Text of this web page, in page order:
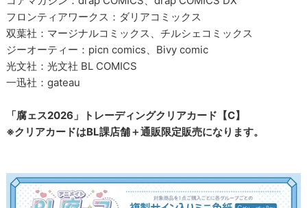
フロンティアワークス：ダリアコミックス
双葉社：マージナルコミックス、チルシェコミックス
ジーオーティー：picn comics、Bivy comic
光文社：光文社 BL COMICS
一迅社：gateau
「腐ェス2026」トレーディングクリアカード【C】
※クリアカードはBL課店舗＋通販限定販売になります。